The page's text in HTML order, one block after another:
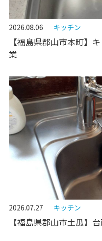
2026.08.06 キッチン
【福島県郡山市本町】
業
2026.07.27 キッチン
【福島県郡山市土瓜】